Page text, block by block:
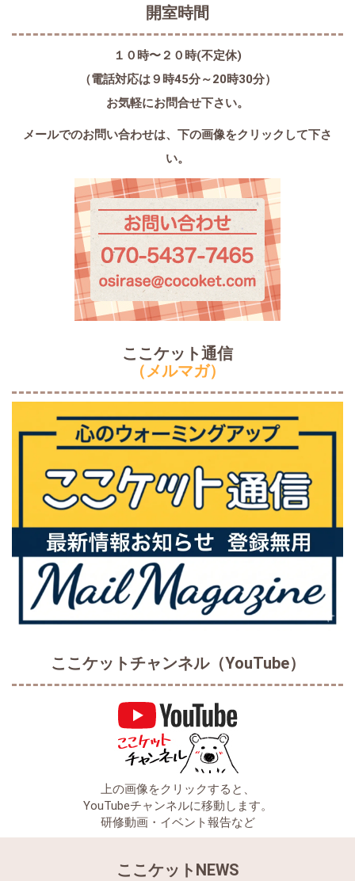
開室時間
１０時〜２０時(不定休)
（電話対応は９時45分～20時30分）
お気軽にお問合せ下さい。
メールでのお問い合わせは、 下の画像をクリックして下さ
い。
ここケット通信
（メルマガ）
ここケットチャンネル（YouTube）
上の画像をクリックすると、
YouTubeチャンネルに移動します。
研修動画・イベント報告など
ここケットNEWS